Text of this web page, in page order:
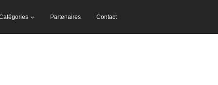
Partenaires Contact